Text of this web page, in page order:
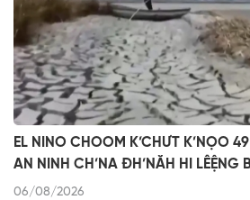
EL NINO CHOOM K’CHƯT K’NỌO
AN NINH CH’NA ĐH’NĂH HI LÊỆNG
06/08/2026